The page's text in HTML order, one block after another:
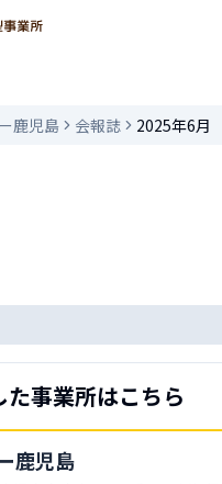
鹿児島 会報誌 2025年6月
事業所はこちら
鹿児島